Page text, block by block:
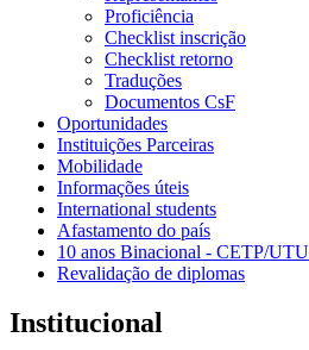
Proficiência
Checklist inscrição
Checklist retorno
Traduções
Documentos CsF
Oportunidades
Instituições Parceiras
Mobilidade
Informações úteis
International students
Afastamento do país
10 anos Binacional - CETP/
Revalidação de diplomas
Institucional